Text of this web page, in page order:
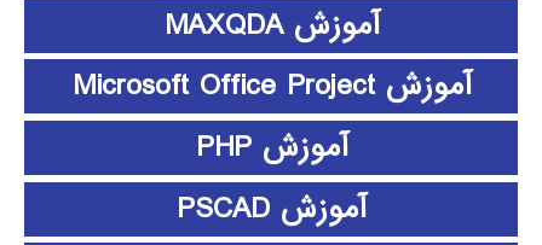
آموزش MAXQDA
آموزش Microsoft Office Project
آموزش PHP
آموزش PSCAD